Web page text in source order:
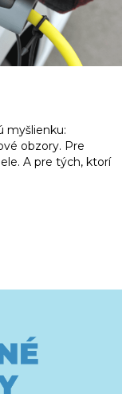
myšlienku:
obzory. Pre
A pre tých, ktorí